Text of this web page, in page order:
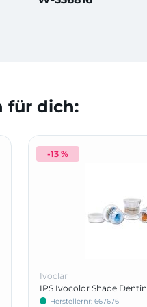
für dich:
-13 %
Ivoclar
IPS Ivocolor Shade Dentin
Herstellernr: 667676